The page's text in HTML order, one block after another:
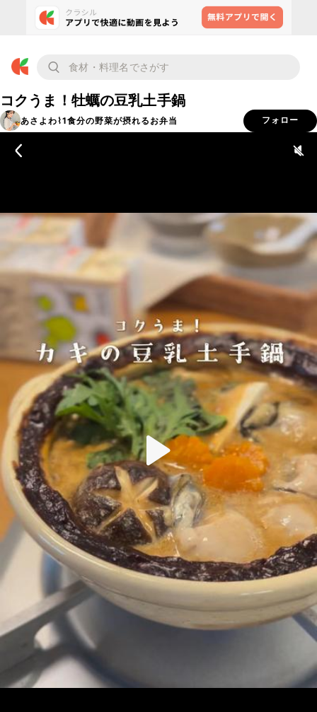
コクうま！牡蠣の豆乳土手鍋
あさよわ⌇1食分の野菜が摂れるお弁当 フォロー